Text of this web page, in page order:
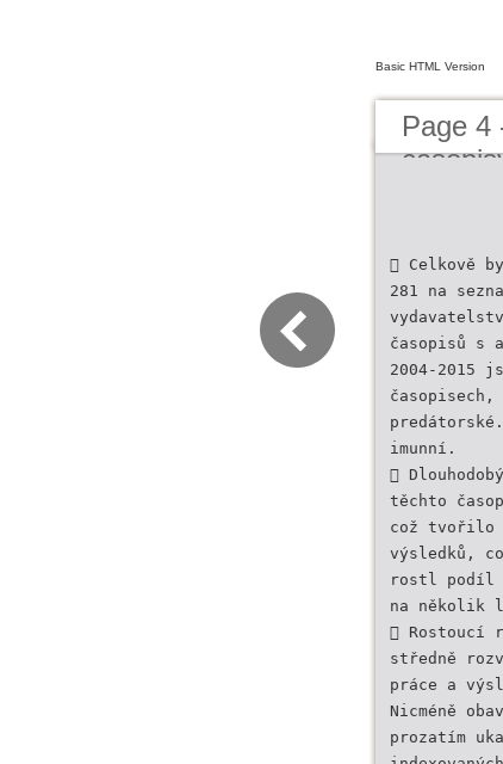
Basic HTML Version
Page 4
 Celkově
281 na
časopisů s
2004-2015
imunní.

těchto
což tvořilo
výsledků,
rostl podíl
na několik
 Rostoucí
středně
práce a
Nicméně
prozatím